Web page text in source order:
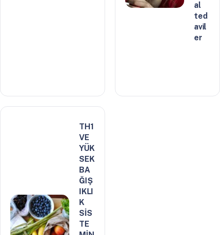
al
ted
avil
er
TH1
VE
YÜK
SEK
BA
ĞIŞ
IKLI
K
SİS
TE